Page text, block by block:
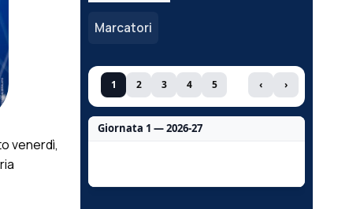
venerdì,
Marcatori
1 2 3 4 5 ‹ ›
Giornata 1 — 2026-27